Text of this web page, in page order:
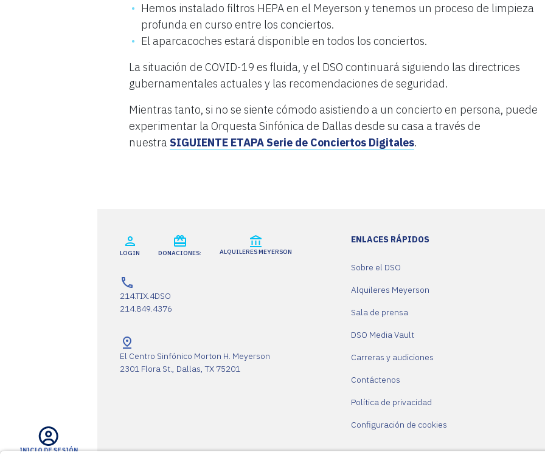
INICIO DE SESIÓN
Hemos instalado filtros HEPA en el Meyerson y tenemos un proceso de limpieza
profunda en curso entre los conciertos.
El aparcacoches estará disponible en todos los conciertos.
La situación de COVID-19 es fluida, y el DSO continuará siguiendo las directrices
gubernamentales actuales y las recomendaciones de seguridad.
Mientras tanto, si no se siente cómodo asistiendo a un concierto en persona, puede
experimentar la Orquesta Sinfónica de Dallas desde su casa a través de
nuestraSIGUIENTE ETAPA Serie de Conciertos Digitales.
LOGIN DONACIONES: ALQUILERES MEYERSON
214.TIX.4DSO
214.849.4376
El Centro Sinfónico Morton H. Meyerson
2301 Flora St., Dallas, TX 75201
ENLACES RÁPIDOS
Sobre el DSO
Alquileres Meyerson
Sala de prensa
DSO Media Vault
Carreras y audiciones
Contáctenos
Política de privacidad
Configuración de cookies